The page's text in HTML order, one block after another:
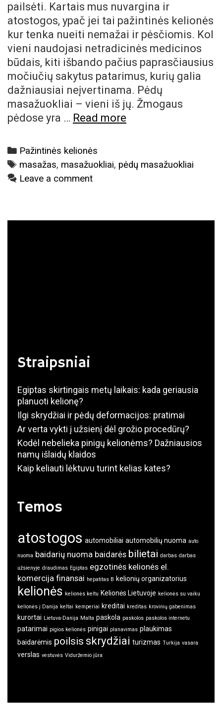
pailsėti. Kartais mus nuvargina ir
atostogos, ypač jei tai pažintinės kelionės
kur tenka nueiti nemažai ir pėsčiomis. Kol
vieni naudojasi netradicinės medicinos
būdais, kiti išbando pačius paprasčiausius
močiučių sakytus patarimus, kurių galia
dažniausiai neįvertinama. Pėdų
masažuokliai – vieni iš jų. Žmogaus
pėdose yra … Read more
nuostabiai
savijautai
Categories
Pažintinės kelionės
Tags
masažas, masažuokliai, pėdų masažuokliai
Leave a comment
Straipsniai
Egiptas skirtingais metų laikais: kada geriausia
planuoti kelionę?
Ilgi skrydžiai ir pėdų deformacijos: pratimai
Ar verta vykti į užsienį dėl grožio procedūrų?
Kodėl nebelieka pinigų kelionėms? Dažniausios
namų išlaidų klaidos
Kaip keliauti lėktuvu turint kelias kates?
Temos
atostogos automobiliai automobilių nuoma auto
nuoma baidarių nuoma baidarės bilietai darbas darbas
užsienyje draudimas Egiptas egzotinės kelionės el.
komercija finansai hepatitas B kelionių organizatorius
kelionės kelionės keltu Kelionės Lietuvoje kelionės su vaiku
kelionės į Danija keltai kemperiai kreditai kreditas krovinių gabenimas
kurortai Lietuva-Danija Malta paskola paskolos paskolos internetu
patarimai pigios kelionės pinigai planavimas plaukimas
baidarėmis poilsis skrydžiai turizmas Turkija vasara
verslas vestuvės Viduržemio jūra